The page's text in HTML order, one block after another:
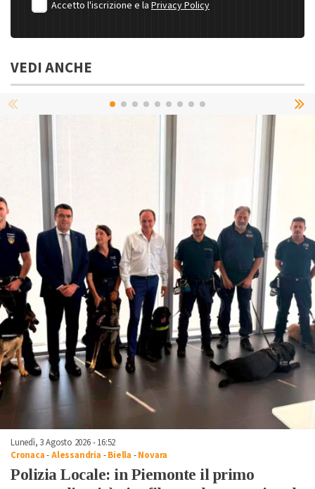
Accetto l'iscrizione e la Privacy Policy
VEDI ANCHE
Lunedì, 3 Agosto 2026 - 16:52
Cronaca-Alessandria -Biella -Novara
Polizia Locale: in Piemonte il primo